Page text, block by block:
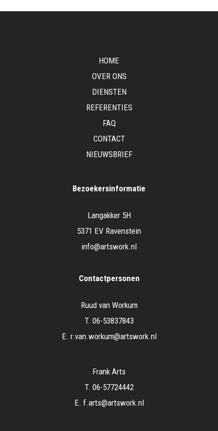
HOME
OVER ONS
DIENSTEN
REFERENTIES
FAQ
CONTACT
NIEUWSBRIEF
Bezoekersinformatie
Langakker 5H
5371 EV Ravenstein
info@artswork.nl
Contactpersonen
Ruud van Workum
T. 06-53837843
E. r.van.workum@artswork.nl
Frank Arts
T. 06-57724442
E. f.arts@artswork.nl